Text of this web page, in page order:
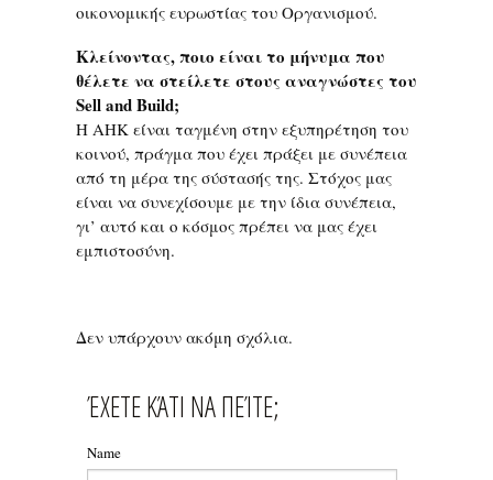
οικονομικής ευρωστίας του Οργανισμού.
Κλείνοντας, ποιο είναι το μήνυμα που
θέλετε να στείλετε στους αναγνώστες του
Sell and Build;
Η ΑΗΚ είναι ταγμένη στην εξυπηρέτηση του
κοινού, πράγμα που έχει πράξει με συνέπεια
από τη μέρα της σύστασής της. Στόχος μας
είναι να συνεχίσουμε με την ίδια συνέπεια,
γι’ αυτό και ο κόσμος πρέπει να μας έχει
εμπιστοσύνη.
Δεν υπάρχουν ακόμη σχόλια.
ΈΧΕΤΕ ΚΆΤΙ ΝΑ ΠΕΊΤΕ;
Name